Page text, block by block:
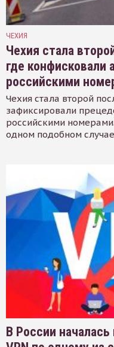
ЧЕХИЯ
Чехия стала
где конфисковали
российскими
Чехия стала второй
зафиксировали
российскими
одном подобном случае
В России